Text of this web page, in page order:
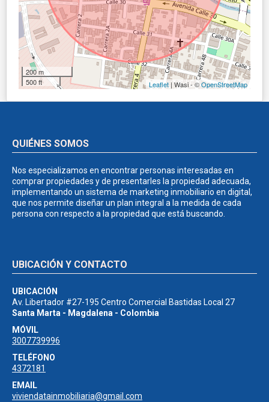
200 m
500 ft
Leaflet | Wasi - ©OpenStreetMap
QUIÉNES SOMOS
Nos especializamos en encontrar personas interesadas en
comprar propiedades y de presentarles la propiedad adecuada,
implementando un sistema de marketing inmobiliario en digital,
que nos permite diseñar un plan integral a la medida de cada
persona con respecto a la propiedad que está buscando.
UBICACIÓN Y CONTACTO
UBICACIÓN
Av. Libertador #27-195 Centro Comercial Bastidas Local 27
Santa Marta - Magdalena - Colombia
MÓVIL
3007739996
TELÉFONO
4372181
EMAIL
viviendatainmobiliaria@gmail.com